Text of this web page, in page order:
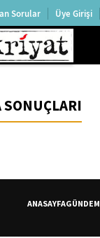
Sorular Üye Girişi
SONUÇLARI
ANASAYFAGÜNDEM